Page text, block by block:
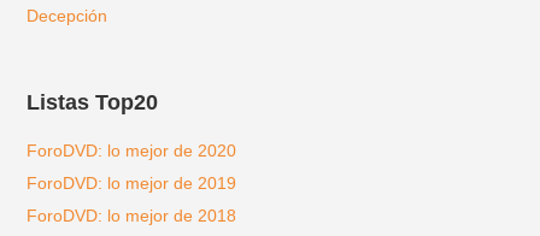
Decepción
Listas Top20
ForoDVD: lo mejor de 2020
ForoDVD: lo mejor de 2019
ForoDVD: lo mejor de 2018